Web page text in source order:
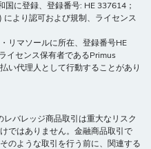
国に登録、登録番号: HE 337614；
により認可および規制、ライセンス
リマソールに所在、登録番号HE
イセンス保有者であるPrimus
い代理人として行動することがあり
レバレッジ商品取引は重大なリスク
ではありません。金融商品取引で
のような取引を行う前に、関連する